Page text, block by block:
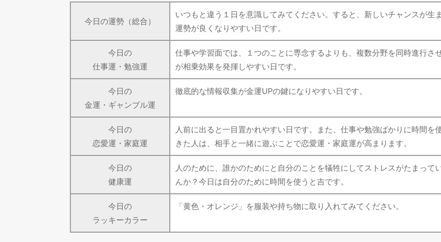
今日の運勢（総合）
いつもと違う１日を意識してみてください。すると、新しいチャンスが生ま
運勢が良くなりやすい日です。
今日の
仕事運・勉強運
仕事や学習面では、１つのことに専念するよりも、複数分野を同時進行さ
が相乗効果を発揮しやすい日です。
今日の
金運・ギャンブル運
徹底的な情報収集が金運UPの鍵になりやすい日です。
今日の
恋愛運・家庭運
人前に出ると一目置かれやすい日です。また、仕事や勉強ばかりに時間を
きた人は、相手と一緒に遊ぶことで恋愛運・家庭運が高まります。
今日の
健康運
人のために、誰かのためにと自分のことを犠牲にしてストレスがたまって
んか？今日は自分のために時間を使うと吉です。
今日の
ラッキーカラー
「黄色・オレンジ」を服装や持ち物に取り入れてみてください。